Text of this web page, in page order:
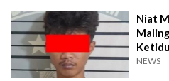
Niat
NEWS